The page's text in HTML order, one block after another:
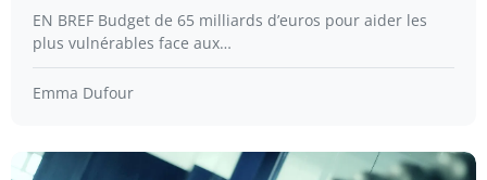
EN BREF Budget de 65 milliards d’euros pour aider les
plus vulnérables face aux…
Emma Dufour